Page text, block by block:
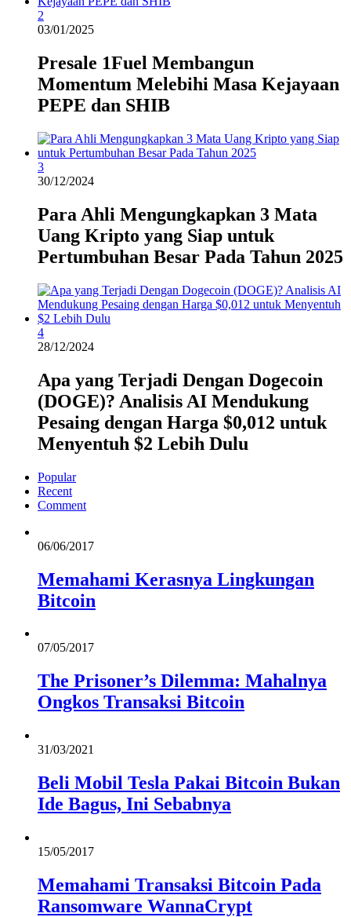
2
03/01/2025
Presale 1Fuel Membangun
Momentum Melebihi Masa Kejayaan
PEPE dan SHIB
3
30/12/2024
Para Ahli Mengungkapkan 3 Mata
Uang Kripto yang Siap untuk
Pertumbuhan Besar Pada Tahun 2025
4
28/12/2024
Apa yang Terjadi Dengan Dogecoin
(DOGE)? Analisis AI Mendukung
Pesaing dengan Harga $0,012 untuk
Menyentuh $2 Lebih Dulu
Popular
Recent
Comment
06/06/2017
Memahami Kerasnya Lingkungan
Bitcoin
07/05/2017
The Prisoner’s Dilemma: Mahalnya
Ongkos Transaksi Bitcoin
31/03/2021
Beli Mobil Tesla Pakai Bitcoin Bukan
Ide Bagus, Ini Sebabnya
15/05/2017
Memahami Transaksi Bitcoin Pada
Ransomware WannaCrypt